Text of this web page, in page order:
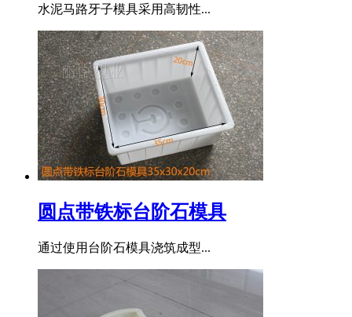
水泥马路牙子模具采用高韧性...
圆点带铁标台阶石模具
通过使用台阶石模具浇筑成型...